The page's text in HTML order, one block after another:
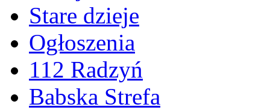
Stare dzieje
Ogłoszenia
112 Radzyń
Babska Strefa